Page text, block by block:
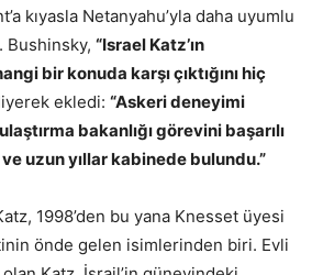
kıyasla Netanyahu’yla daha uyumlu
Bushinsky, “Israel Katz’ın
bir konuda karşı çıktığını hiç
ekledi: “Askeri deneyimi
bakanlığı görevini başarılı
uzun yıllar kabinede bulundu.”
1998’den bu yana Knesset üyesi
önde gelen isimlerinden biri. Evli